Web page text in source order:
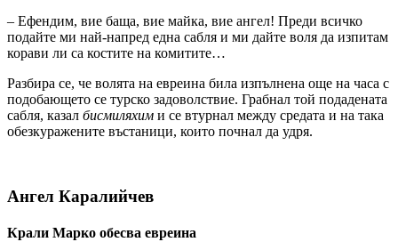
– Ефендим, вие баща, вие майка, вие ангел! Преди всичко
подайте ми най-напред една сабля и ми дайте воля да изпитам
корави ли са костите на комитите…
Разбира се, че волята на евреина била изпълнена още на часа с
подобающето се турско задоволствие. Грабнал той подадената
сабля, казал бисмиляхим и се втурнал между средата и на така
обезкуражените въстаници, които почнал да удря.
Ангел Каралийчев
Крали Марко обесва евреина